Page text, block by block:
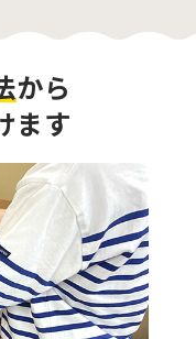
から
ます